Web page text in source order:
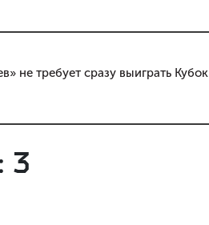
не требует сразу выиграть Кубок
3